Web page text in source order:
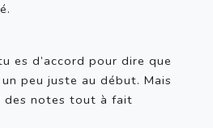
es d’accord pour dire que
un peu juste au début. Mais
des notes tout à fait